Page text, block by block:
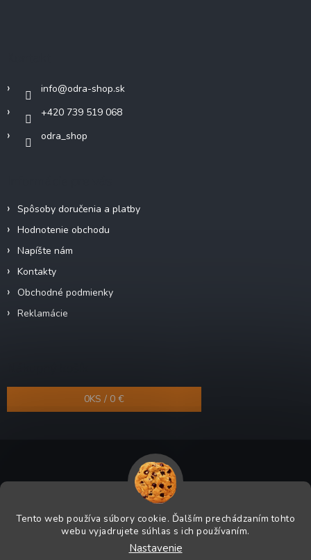
Tento web používa súbory cookie. Ďalším prechádzaním tohto
webu vyjadrujete súhlas s ich používaním.
Nastavenie
info@odra-shop.sk
+420 739 519 068
odra_shop
Spôsoby doručenia a platby
Hodnotenie obchodu
Napíšte nám
Kontakty
Obchodné podmienky
Reklamácie
0KS / 0 €
Odra-shop.sk. Všetky práva vyhradené.
Grafický návrh vytvoril a na Shoptet implementoval Tomáš Hlad&
Shoptetak.cz.